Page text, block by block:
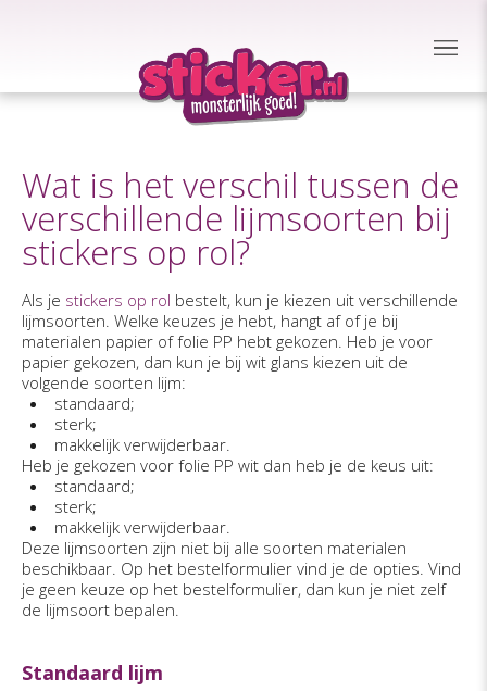
Wat is het verschil tussen de
verschillende lijmsoorten bij
stickers op rol?
Als je stickers op rol bestelt, kun je kiezen uit verschillende
lijmsoorten. Welke keuzes je hebt, hangt af of je bij
materialen papier of folie PP hebt gekozen. Heb je voor
papier gekozen, dan kun je bij wit glans kiezen uit de
volgende soorten lijm:
standaard;
sterk;
makkelijk verwijderbaar.
Heb je gekozen voor folie PP wit dan heb je de keus uit:
standaard;
sterk;
makkelijk verwijderbaar.
Deze lijmsoorten zijn niet bij alle soorten materialen
beschikbaar. Op het bestelformulier vind je de opties. Vind
je geen keuze op het bestelformulier, dan kun je niet zelf
de lijmsoort bepalen.
Standaard lijm